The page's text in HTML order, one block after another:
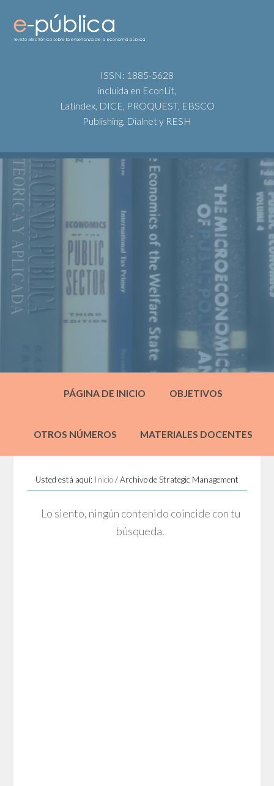
ISSN: 1885-5628
incluida en EconLit,
Latindex, DICE, PROQUEST, EBSCO
Publishing, Dialnet y RESH
PÁGINA DE INICIO OBJETIVOS
OTROS NÚMEROS MATERIALES DOCENTES
Usted está aquí: Inicio /Archivo de Strategic Management
Lo siento, ningún contenido coincide con tu
búsqueda.